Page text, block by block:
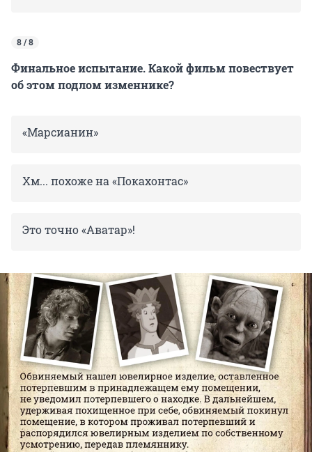
8 / 8
Финальное испытание. Какой фильм повествует
об этом подлом изменнике?
«Марсианин»
Хм... похоже на «Покахонтас»
Это точно «Аватар»!